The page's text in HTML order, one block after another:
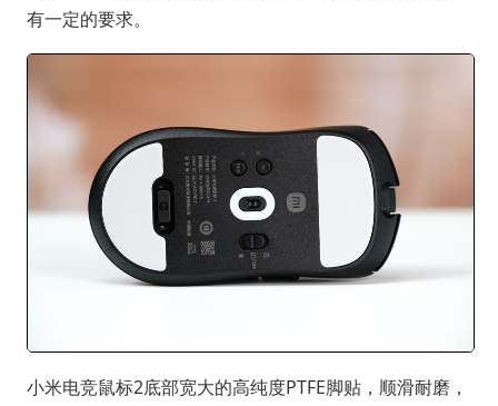
有一定的要求。
小米电竞鼠标2底部宽大的高纯度PTFE脚贴，顺滑耐磨，